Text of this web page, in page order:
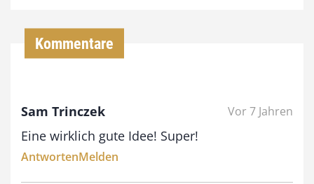
b
Kommentare
Sam Trinczek Vor 7 Jahren
Eine wirklich gute Idee! Super!
AntwortenMelden